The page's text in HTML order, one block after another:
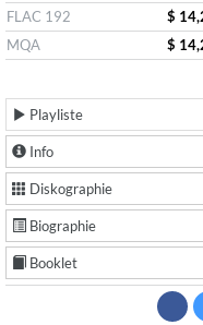
FLAC 192
$
MQA
$
Playliste
Info
Diskographie
Biographie
Booklet